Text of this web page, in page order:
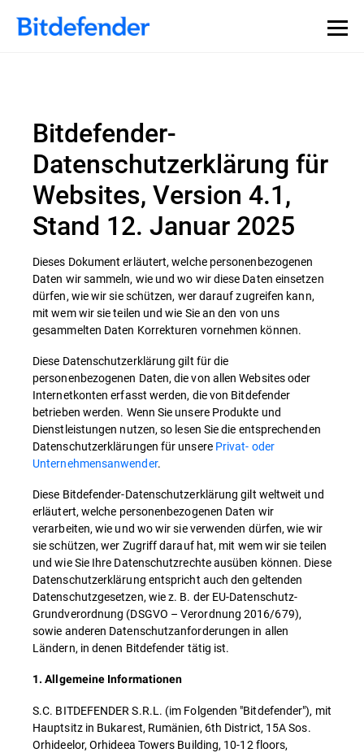
Bitdefender-
Datenschutzerklärung für
Websites, Version 4.1,
Stand 12. Januar 2025
Dieses Dokument erläutert, welche personenbezogenen
Daten wir sammeln, wie und wo wir diese Daten einsetzen
dürfen, wie wir sie schützen, wer darauf zugreifen kann,
mit wem wir sie teilen und wie Sie an den von uns
gesammelten Daten Korrekturen vornehmen können.
Diese Datenschutzerklärung gilt für die
personenbezogenen Daten, die von allen Websites oder
Internetkonten erfasst werden, die von Bitdefender
betrieben werden. Wenn Sie unsere Produkte und
Dienstleistungen nutzen, so lesen Sie die entsprechenden
Datenschutzerklärungen für unsere Privat- oder
Unternehmensanwender.
Diese Bitdefender-Datenschutzerklärung gilt weltweit und
erläutert, welche personenbezogenen Daten wir
verarbeiten, wie und wo wir sie verwenden dürfen, wie wir
sie schützen, wer Zugriff darauf hat, mit wem wir sie teilen
und wie Sie Ihre Datenschutzrechte ausüben können. Diese
Datenschutzerklärung entspricht auch den geltenden
Datenschutzgesetzen, wie z. B. der EU-Datenschutz-
Grundverordnung (DSGVO – Verordnung 2016/679),
sowie anderen Datenschutzanforderungen in allen
Ländern, in denen Bitdefender tätig ist.
1. Allgemeine Informationen
S.C. BITDEFENDER S.R.L. (im Folgenden "Bitdefender"), mit
Hauptsitz in Bukarest, Rumänien, 6th District, 15A Sos.
Orhideelor, Orhideea Towers Building, 10-12 floors,